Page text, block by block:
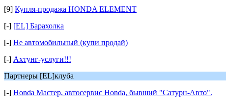
[9] Купля-продажа HONDA ELEMENT
[-] [EL] Барахолка
[-] Не автомобильный (купи продай)
[-] Ахтунг-услуги!!!
Партнеры [EL]клуба
[-] Honda Мастер, автосервис Honda, бывший "Сатурн-Авто".